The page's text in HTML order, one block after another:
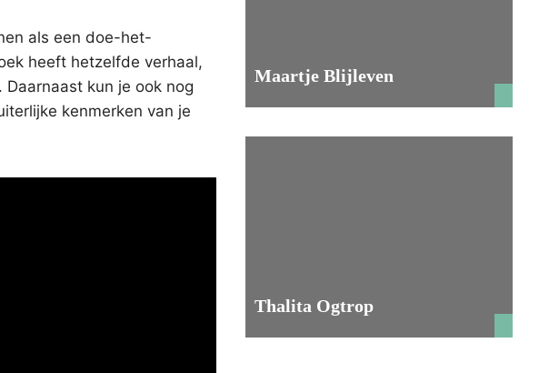
als een doe-het-
heeft hetzelfde verhaal,
kun je ook nog
kenmerken van je
Maartje Blijleven
Thalita Ogtrop